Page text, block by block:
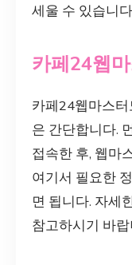
세울 수 있습니
카페24웹
카페24웹마스
은 간단합니다.
접속한 후, 웹마
여기서 필요한
면 됩니다. 자세
참고하시기 바랍